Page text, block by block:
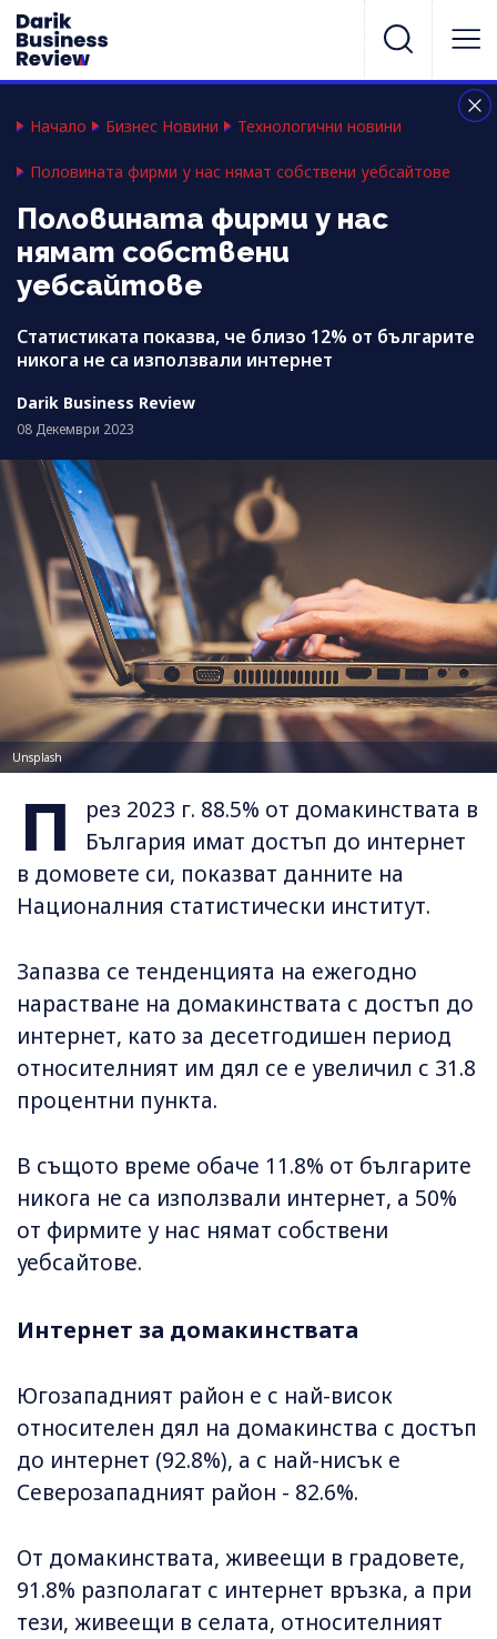
Начало Бизнес Новини Технологични новини
Половината фирми у нас нямат собствени уебсайтове
Половината фирми у нас
нямат собствени
уебсайтове
Статистиката показва, че близо 12% от българите
никога не са използвали интернет
Darik Business Review
08 Декември 2023
Unsplash
П
рез 2023 г. 88.5% от домакинствата в
България имат достъп до интернет
в домовете си, показват данните на
Националния статистически институт.
Запазва се тенденцията на ежегодно
нарастване на домакинствата с достъп до
интернет, като за десетгодишен период
относителният им дял се е увеличил с 31.8
процентни пункта.
В същото време обаче 11.8% от българите
никога не са използвали интернет, а 50%
от фирмите у нас нямат собствени
уебсайтове.
Интернет за домакинствата
Югозападният район e с най-висок
относителен дял на домакинства с достъп
до интернет (92.8%), а с най-нисък е
Северозападният район - 82.6%.
От домакинствата, живеещи в градовете,
91.8% разполагат с интернет връзка, а при
тези, живеещи в селата, относителният